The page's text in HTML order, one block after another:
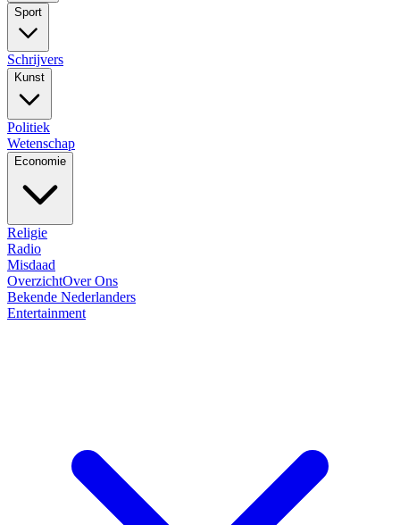
Sport
Schrijvers
Kunst
Politiek
Wetenschap
Economie
Religie
Radio
Misdaad
OverzichtOver Ons
Bekende Nederlanders
Entertainment